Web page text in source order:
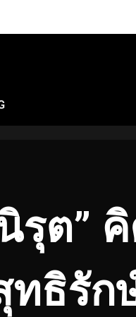
รุต”
ทธิรัก